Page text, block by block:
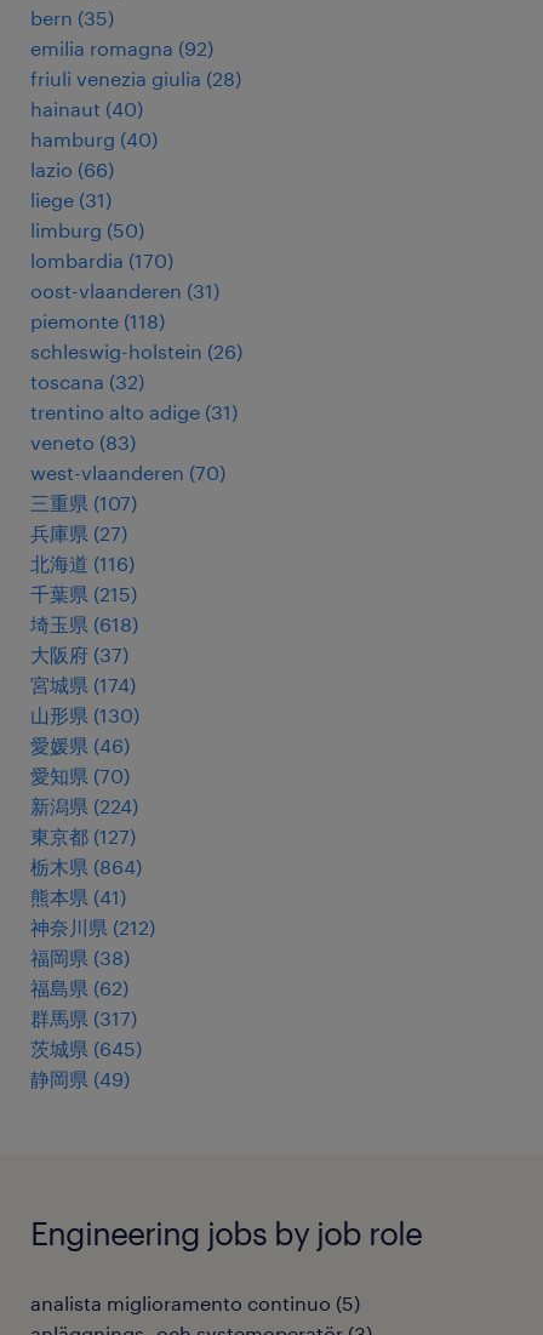
bern (35)
emilia romagna (92)
friuli venezia giulia (28)
hainaut (40)
hamburg (40)
lazio (66)
liege (31)
limburg (50)
lombardia (170)
oost-vlaanderen (31)
piemonte (118)
schleswig-holstein (26)
toscana (32)
trentino alto adige (31)
veneto (83)
west-vlaanderen (70)
三重県 (107)
兵庫県 (27)
北海道 (116)
千葉県 (215)
埼玉県 (618)
大阪府 (37)
宮城県 (174)
山形県 (130)
愛媛県 (46)
愛知県 (70)
新潟県 (224)
東京都 (127)
栃木県 (864)
熊本県 (41)
神奈川県 (212)
福岡県 (38)
福島県 (62)
群馬県 (317)
茨城県 (645)
静岡県 (49)
Engineering jobs by job role
analista miglioramento continuo (5)